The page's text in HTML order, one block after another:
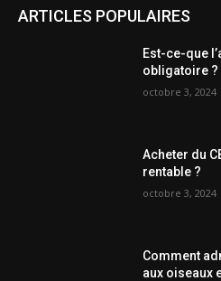
ARTICLES POPULAIRES
Est-ce-que
obligatoire ?
octobre 3, 2024
Acheter du
rentable ?
octobre 3, 2024
Comment
aux oiseaux